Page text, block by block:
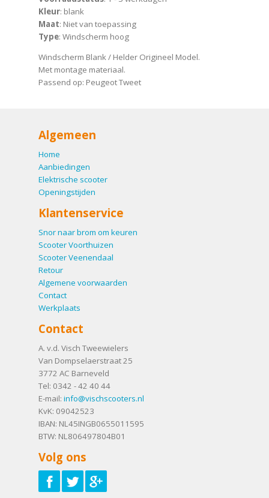
Kleur: blank
Maat: Niet van toepassing
Type: Windscherm hoog
Windscherm Blank / Helder Origineel Model.
Met montage materiaal.
Passend op: Peugeot Tweet
Algemeen
Home
Aanbiedingen
Elektrische scooter
Openingstijden
Klantenservice
Snor naar brom om keuren
Scooter Voorthuizen
Scooter Veenendaal
Retour
Algemene voorwaarden
Contact
Werkplaats
Contact
A. v.d. Visch Tweewielers
Van Dompselaerstraat 25
3772 AC Barneveld
Tel: 0342 - 42 40 44
E-mail: info@vischscooters.nl
KvK: 09042523
IBAN: NL45INGB0655011595
BTW: NL806497804B01
Volg ons